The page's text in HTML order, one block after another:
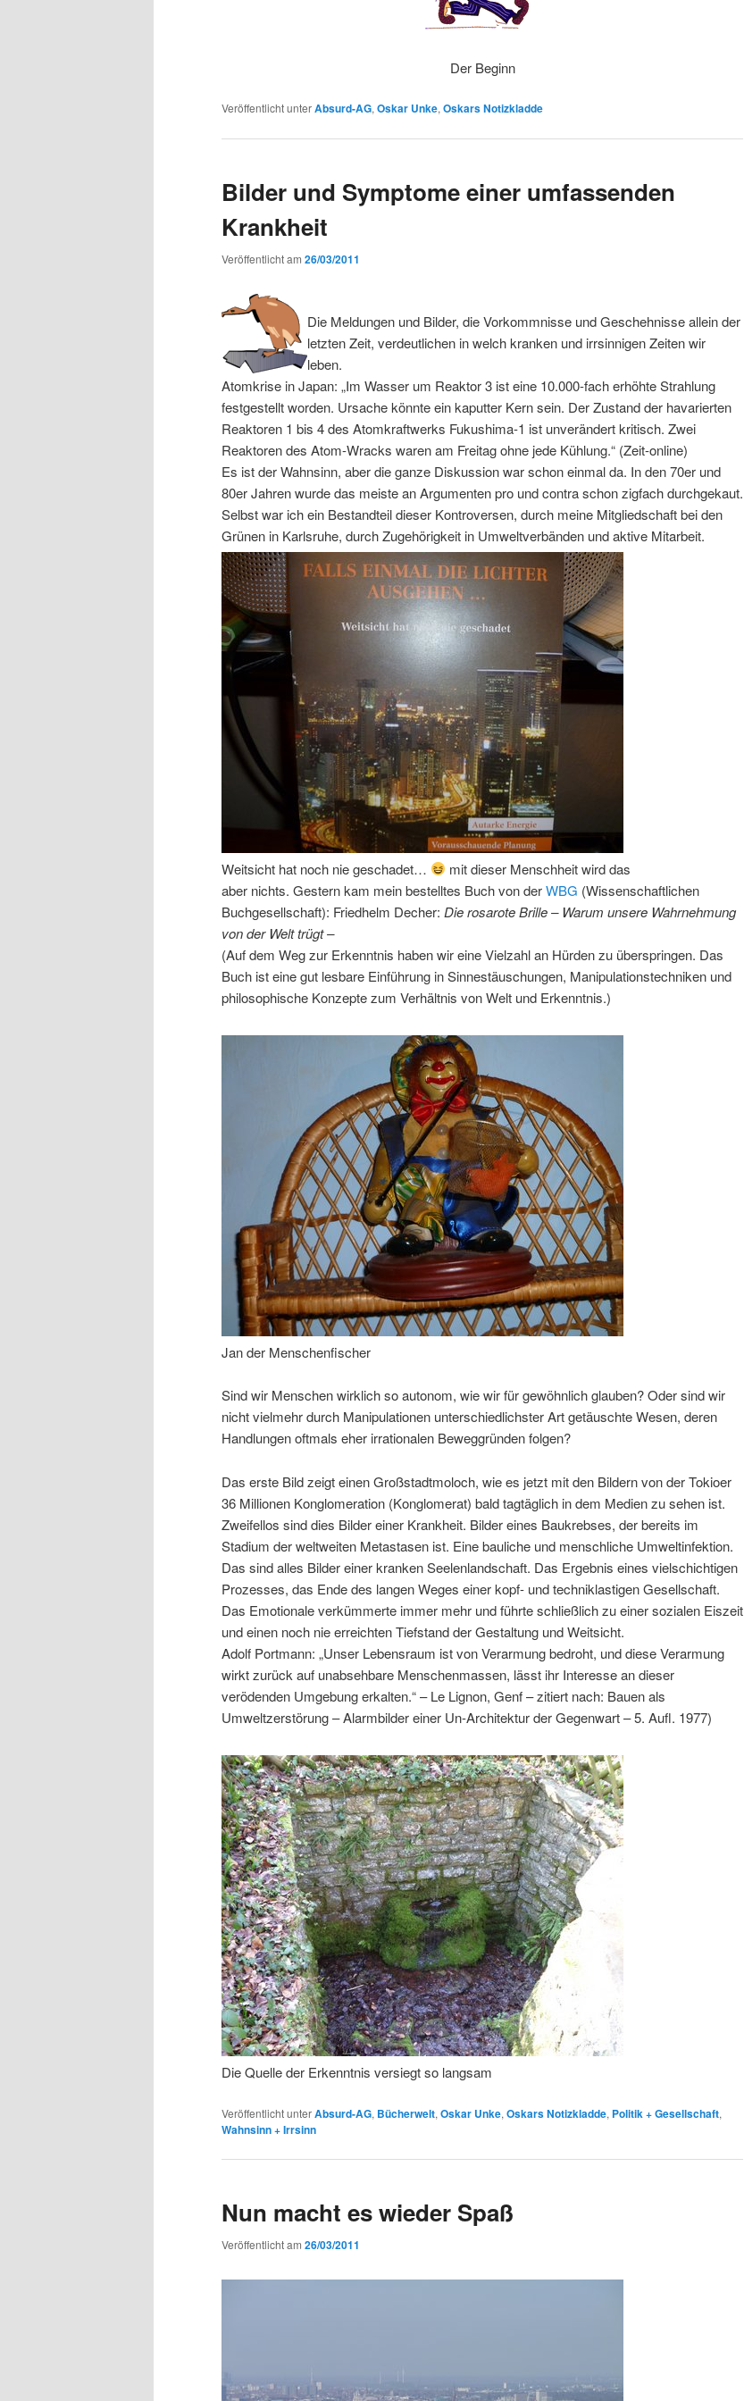
Der Beginn
Veröffentlicht unterAbsurd-AG, Oskar Unke, Oskars Notizkladde
Bilder und Symptome einer umfassenden
Krankheit
Veröffentlicht am 26/03/2011
Die Meldungen und Bilder, die Vorkommnisse und Geschehnisse allein der
letzten Zeit, verdeutlichen in welch kranken und irrsinnigen Zeiten wir
leben.
Atomkrise in Japan: „Im Wasser um Reaktor 3 ist eine 10.000-fach erhöhte Strahlung
festgestellt worden. Ursache könnte ein kaputter Kern sein. Der Zustand der havarierten
Reaktoren 1 bis 4 des Atomkraftwerks Fukushima-1 ist unverändert kritisch. Zwei
Reaktoren des Atom-Wracks waren am Freitag ohne jede Kühlung.“ (Zeit-online)
Es ist der Wahnsinn, aber die ganze Diskussion war schon einmal da. In den 70er und
80er Jahren wurde das meiste an Argumenten pro und contra schon zigfach durchgekaut.
Selbst war ich ein Bestandteil dieser Kontroversen, durch meine Mitgliedschaft bei den
Grünen in Karlsruhe, durch Zugehörigkeit in Umweltverbänden und aktive Mitarbeit.
Weitsicht hat noch nie geschadet…
mit dieser Menschheit wird das
aber nichts. Gestern kam mein bestelltes Buch von derWBG (Wissenschaftlichen
Buchgesellschaft): Friedhelm Decher: Die rosarote Brille – Warum unsere Wahrnehmung
von der Welt trügt –
(Auf dem Weg zur Erkenntnis haben wir eine Vielzahl an Hürden zu überspringen. Das
Buch ist eine gut lesbare Einführung in Sinnestäuschungen, Manipulationstechniken und
philosophische Konzepte zum Verhältnis von Welt und Erkenntnis.)
Jan der Menschenfischer
Sind wir Menschen wirklich so autonom, wie wir für gewöhnlich glauben? Oder sind wir
nicht vielmehr durch Manipulationen unterschiedlichster Art getäuschte Wesen, deren
Handlungen oftmals eher irrationalen Beweggründen folgen?
Das erste Bild zeigt einen Großstadtmoloch, wie es jetzt mit den Bildern von der Tokioer
36 Millionen Konglomeration (Konglomerat) bald tagtäglich in dem Medien zu sehen ist.
Zweifellos sind dies Bilder einer Krankheit. Bilder eines Baukrebses, der bereits im
Stadium der weltweiten Metastasen ist. Eine bauliche und menschliche Umweltinfektion.
Das sind alles Bilder einer kranken Seelenlandschaft. Das Ergebnis eines vielschichtigen
Prozesses, das Ende des langen Weges einer kopf- und techniklastigen Gesellschaft.
Das Emotionale verkümmerte immer mehr und führte schließlich zu einer sozialen Eiszeit
und einen noch nie erreichten Tiefstand der Gestaltung und Weitsicht.
Adolf Portmann: „Unser Lebensraum ist von Verarmung bedroht, und diese Verarmung
wirkt zurück auf unabsehbare Menschenmassen, lässt ihr Interesse an dieser
verödenden Umgebung erkalten.“ – Le Lignon, Genf – zitiert nach: Bauen als
Umweltzerstörung – Alarmbilder einer Un-Architektur der Gegenwart – 5. Aufl. 1977)
Die Quelle der Erkenntnis versiegt so langsam
Veröffentlicht unterAbsurd-AG, Bücherwelt, Oskar Unke, Oskars Notizkladde, Politik + Gesellschaft,
Wahnsinn + Irrsinn
Nun macht es wieder Spaß
Veröffentlicht am 26/03/2011